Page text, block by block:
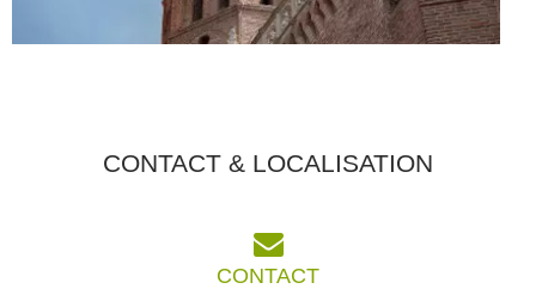
CONTACT & LOCALISATION
CONTACT